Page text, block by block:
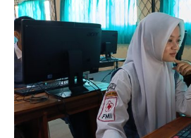
KEAMANAN
SENI
PENCAK SILAT
VOLLY
HASIL SELEKSI AFIRMASI
PENDAFTARAN SPMB JALUR
HASIL SELEKSI PRESTASI
JUKNIS SPMB 2026
STPJM SPMB 2026